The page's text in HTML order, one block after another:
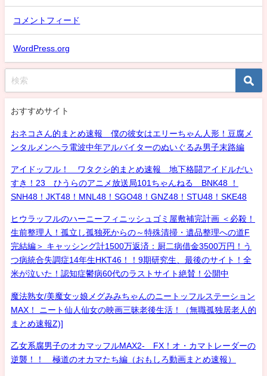
コメントフィード
WordPress.org
おすすめサイト
おネコさん的まとめ速報 僕の彼女はエリーちゃん人形！豆腐メ
ンタルメンヘラ電波中年アルバイターのぬいぐるみ男子末路編
アイドッフル！ ワタクシ的まとめ速報 地下格闘アイドルだい
すき！23 ひうらのアニメ放送局101ちゃんねる BNK48 ！
SNH48！JKT48！MNL48！SGO48！GNZ48！STU48！SKE48
ヒウラッフルのハーニーフィニッシュゴミ屋敷補完計画 ＜必殺！
生前整理人！孤立し孤独死からの～特殊清掃・遺品整理への道F
完結編＞ キャッシング計1500万返済：厨二病借金3500万円！う
つ病統合失調症14年生HKT46！！9期研究生、最後のサイト！全
米が泣いた！認知症鬱病60代のラストサイト絶賛！公開中
魔法熟女/美魔女ッ娘メグみみちゃんのニートッフルステーション
MAX！ ニート仙人仙女の映画三昧老後生活！（無職孤独居老人的
まとめ速報Z)]
乙女系腐男子のオカマッフルMAX2- FX！オ・カマトレーダーの
逆襲！！ 極道のオカマたち編（おもしろ動画まとめ速報）